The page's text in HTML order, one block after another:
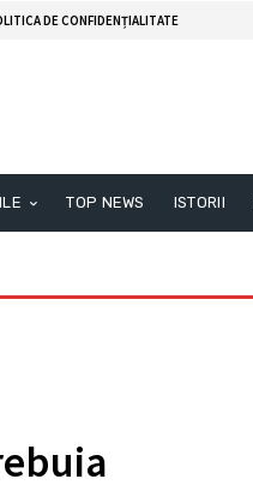
DE CONFIDENȚIALITATE
TOP NEWS ISTORII